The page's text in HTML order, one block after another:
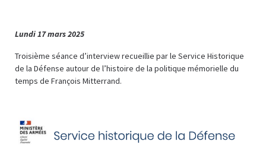
Lundi 17 mars 2025
Troisième séance d’interview recueillie par le Service Historique
de la Défense autour de l’histoire de la politique mémorielle du
temps de François Mitterrand.